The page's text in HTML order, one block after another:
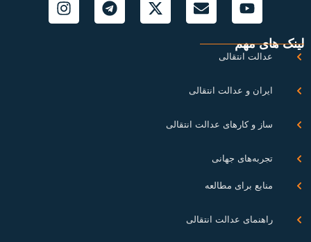
های مهم
عدالت انتقالی
ایران و عدالت انتقالی
ساز و کارهای عدالت انتقالی
تجربه‌های جهانی
منابع برای مطالعه
راهنمای عدالت انتقالی